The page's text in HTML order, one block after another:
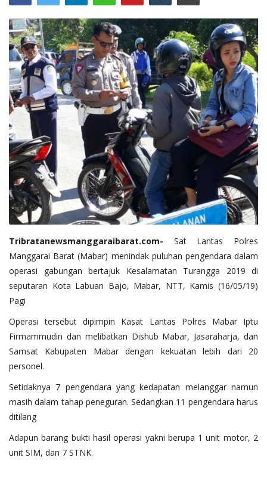
Mitra Polisi
Giat Ops
Tribratanewsmanggaraibarat.com- Sat Lantas Polres
Manggarai Barat (Mabar) menindak puluhan pengendara dalam
operasi gabungan bertajuk Kesalamatan Turangga 2019 di
seputaran Kota Labuan Bajo, Mabar, NTT, Kamis (16/05/19)
Pagi
Operasi tersebut dipimpin Kasat Lantas Polres Mabar Iptu
Firmammudin dan melibatkan Dishub Mabar, Jasaraharja, dan
Samsat Kabupaten Mabar dengan kekuatan lebih dari 20
personel.
Setidaknya 7 pengendara yang kedapatan melanggar namun
masih dalam tahap peneguran. Sedangkan 11 pengendara harus
ditilang
Adapun barang bukti hasil operasi yakni berupa 1 unit motor, 2
unit SIM, dan 7 STNK.